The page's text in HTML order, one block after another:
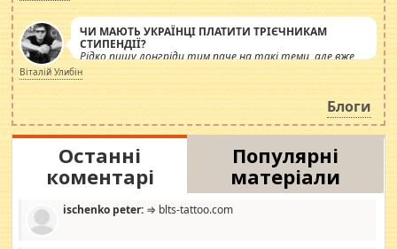
ЧИ МАЮТЬ УКРАЇНЦІ ПЛАТИТИ ТРІЄЧНИКАМ
СТИПЕНДІЇ?
Рідко пишу лонгріди тим паче на такі теми, але вже
просто дістало! Обурюють сьогоднішні інсенуації
навколо стипендіального питання. Штучно
роздувається ще одна соціальна катастрофа.
Віталій Улибін
Блоги
Останні
коментарі
Популярні
матеріали
ischenko peter: ⇒ blts-tattoo.com